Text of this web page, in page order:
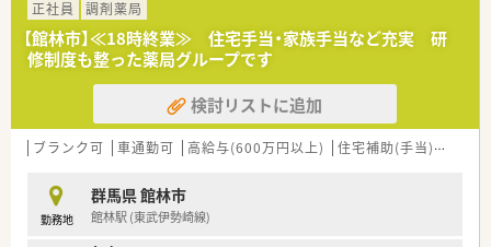
【想定されるキャリアイメージ】
■複数科目を経験することで、薬剤師として幅広い知識とスキル
を習得できます。
■将来的には管理薬剤師として店舗運営に携わるなど、キャリア
アップも目指せます。
■独立支援制度も用意されており、将来ご自身の薬局を開業する
夢も応援します。
進んでいます。
正社員
調剤薬局
【館林市】≪18時終業≫ 住宅手当・家族手当など充実 研
修制度も整った薬局グループです
検討リストに追加
ブランク可 車通勤可 高給与(600万円以上) 住宅補助(手当)あり
勤務地
群馬県 館林市
館林駅 (東武伊勢崎線)